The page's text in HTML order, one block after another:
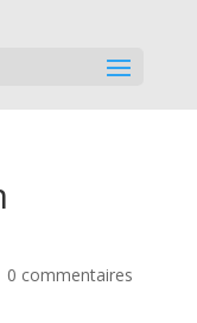
0 commentaires